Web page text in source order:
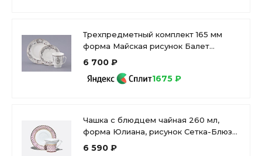
Трехпредметный комплект 165 мм
форма Майская рисунок Балет
Лебединое озеро арт. 81.17916.00.1
6 700 ₽
1675 ₽
Чашка с блюдцем чайная 260 мл,
форма Юлиана, рисунок Сетка-Блюз
2, арт. 81.10802.00.1
6 590 ₽